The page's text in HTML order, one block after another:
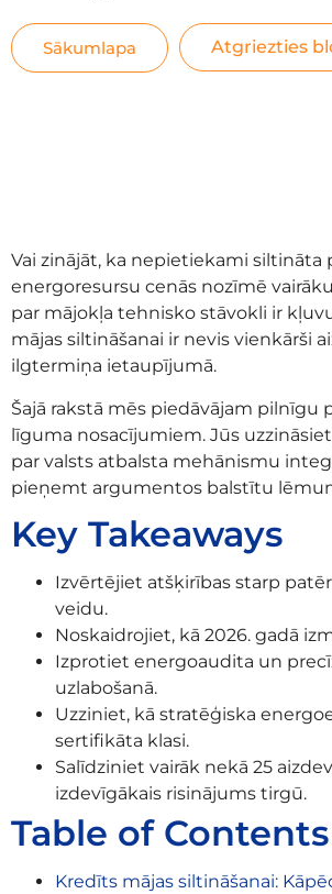
Sākumlapa Atgriezties
Vai zinājāt, ka nepietiekami siltināta
energoresursu cenās nozīmē
par mājokļa tehnisko stāvokli ir
mājas siltināšanai ir nevis vienkārši
ilgtermiņa ietaupījumā.
Šajā rakstā mēs piedāvājam
līguma nosacījumiem. Jūs
par valsts atbalsta mehānismu
pieņemt argumentos balstītu
Key Takeaways
Izvērtējiet atšķirības starp
veidu.
Noskaidrojiet, kā 2026. gadā
Izprotiet energoaudita un
uzlabošanā.
Uzziniet, kā stratēģiska
sertifikāta klasi.
Salīdziniet vairāk nekā 25
izdevīgākais risinājums tirgū.
Table of Contents
Kredīts mājas siltināšanai: